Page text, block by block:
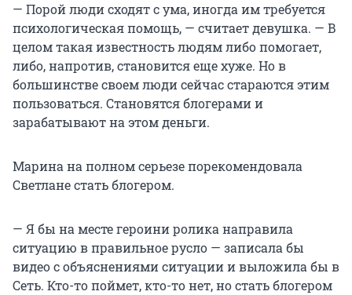
— Порой люди сходят с ума, иногда им требуется
психологическая помощь, — считает девушка. — В
целом такая известность людям либо помогает,
либо, напротив, становится еще хуже. Но в
большинстве своем люди сейчас стараются этим
пользоваться. Становятся блогерами и
зарабатывают на этом деньги.
Марина на полном серьезе порекомендовала
Светлане стать блогером.
— Я бы на месте героини ролика направила
ситуацию в правильное русло — записала бы
видео с объяснениями ситуации и выложила бы в
Сеть. Кто-то поймет, кто-то нет, но стать блогером